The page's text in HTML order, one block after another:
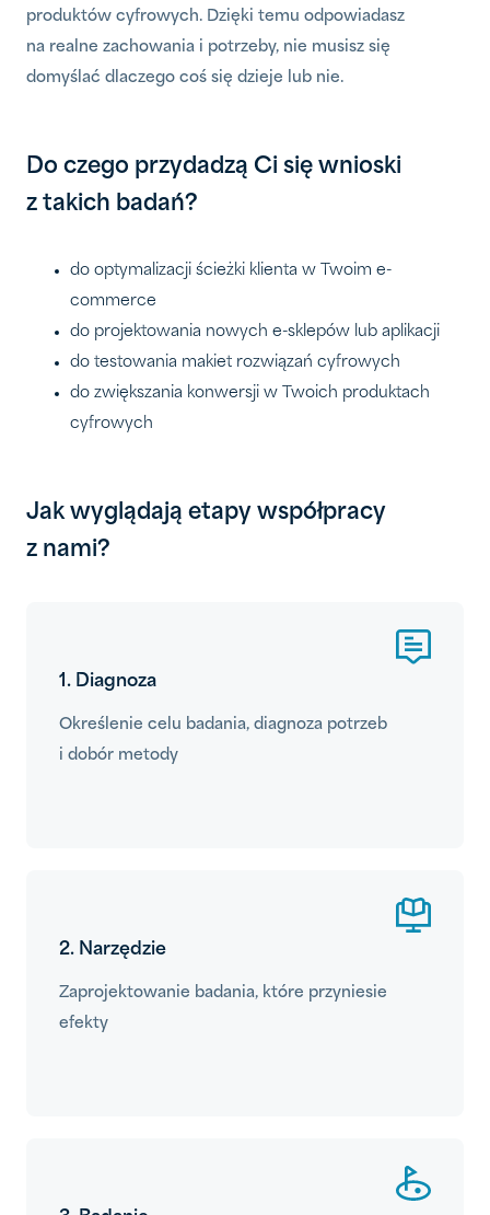
produktów cyfrowych. Dzięki temu odpowiadasz
na realne zachowania i potrzeby, nie musisz się
domyślać dlaczego coś się dzieje lub nie.
Do czego przydadzą Ci się wnioski
z takich badań?
do optymalizacji ścieżki klienta w Twoim e-
commerce
do projektowania nowych e-sklepów lub aplikacji
do testowania makiet rozwiązań cyfrowych
do zwiększania konwersji w Twoich produktach
cyfrowych
Jak wyglądają etapy współpracy
z nami?
1. Diagnoza
Określenie celu badania, diagnoza potrzeb
i dobór metody
2. Narzędzie
Zaprojektowanie badania, które przyniesie
efekty